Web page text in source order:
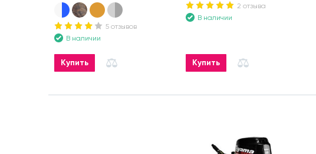
5 отзывов
В наличии
Купить
2 отзыва
В наличии
Купить